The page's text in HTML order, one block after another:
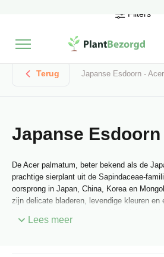
Beoordeeld met een
Kies zelf jebezorgmoment
Terug Japanse Esdoorn - Acer
Japanse
De Acer palmatum, beter bekend als de
prachtige sierplant uit de Sapindaceae-
oorsprong in Japan, China, Korea en
zijn delicate bladeren, levendige kleuren en
grotere bladeren van 10-12 cm. De Japanse
Lees meer
Filters